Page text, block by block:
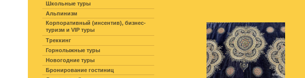
Школьные туры
Альпинизм
Корпоративный (инсентив), бизнес-
туризм и VIP туры
Треккинг
Горнолыжные туры
Новогодние туры
Бронирование гостиниц